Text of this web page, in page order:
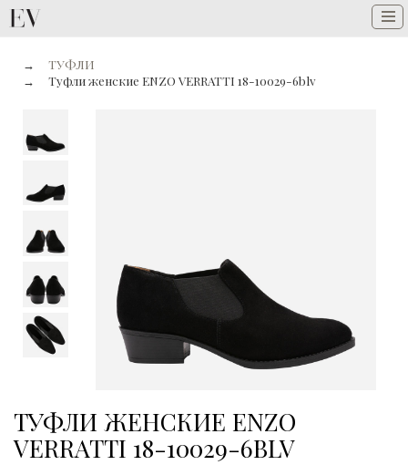
→
ТУФЛИ
→
Туфли женские ENZO VERRATTI 18-10029-6blv
ТУФЛИ ЖЕНСКИЕ ENZO
VERRATTI 18-10029-6BLV